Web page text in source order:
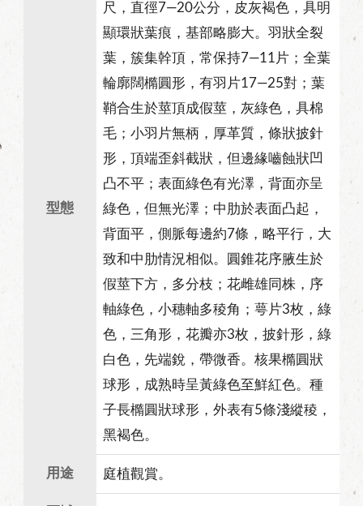
型態
尺，直徑7—20公分，皮灰褐色，具明
顯環狀葉痕，基部略膨大。羽狀全裂
葉，簇集幹頂，常保持7—11片；全葉
輪廓闊橢圓形，有羽片17—25對；葉
鞘合生於莖頂成假莖，灰綠色，具棉
毛；小羽片無柄，厚革質，條狀披針
形，頂端歪斜截狀，但邊緣嚙蝕狀凹
凸不平；表面綠色有光澤，背面亦呈
綠色，但無光澤；中肋於表面凸起，
背面平，側脈每邊約7條，略平行，大
致和中肋情況相似。圓錐花序腋生於
假莖下方，多分枝；花雌雄同株，序
軸綠色，小穗軸多稜角；萼片3枚，綠
色，三角形，花瓣亦3枚，披針形，綠
白色，先端銳，帶微香。核果橢圓狀
球形，成熟時呈黃綠色至鮮紅色。種
子長橢圓狀球形，外表有5條淺縱稜，
黑褐色。
用途 庭植觀賞。